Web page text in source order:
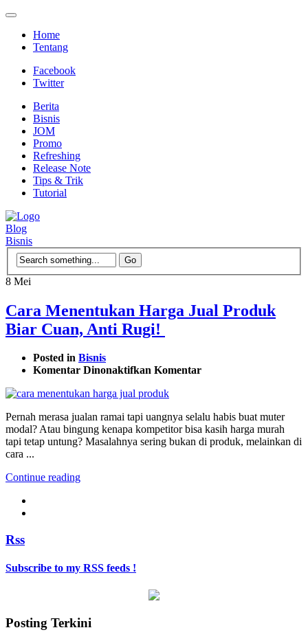
Home
Tentang
Facebook
Twitter
Berita
Bisnis
JOM
Promo
Refreshing
Release Note
Tips & Trik
Tutorial
Blog
Bisnis
8 Mei
Cara Menentukan Harga Jual Produk
Biar Cuan, Anti Rugi!
Posted in Bisnis
Komentar Dinonaktifkan pada
Menentukan
Jual
Produk
Biar
Komentar
Pernah merasa jualan ramai tapi uangnya selalu habis buat muter
modal? Atau bingung kenapa kompetitor bisa kasih harga murah
tapi tetap untung? Masalahnya sering bukan di produk, melainkan di
cara ...
Continue reading
Rss
Subscribe to my RSS feeds !
Posting Terkini